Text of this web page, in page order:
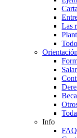
Las
Info
FAQ